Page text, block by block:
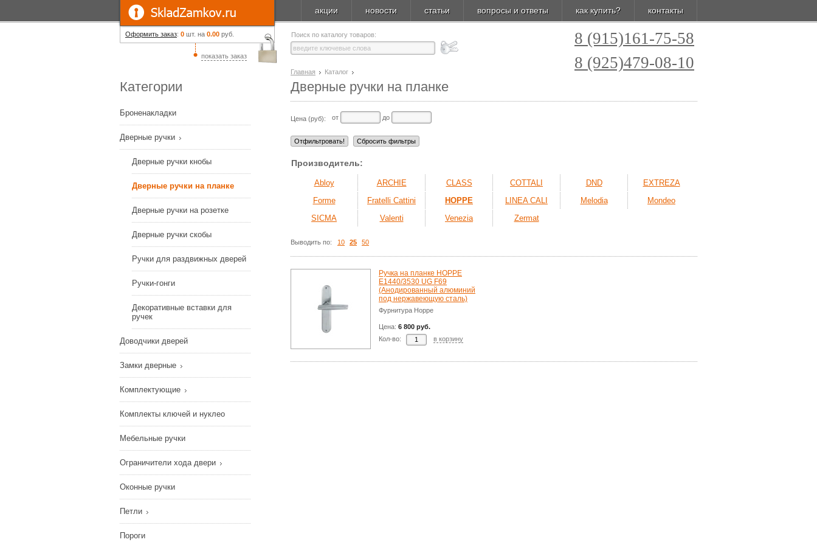
Оформить заказ: 0 шт. на 0.00 руб.
показать заказ
акции новости статьи вопросы и ответы как купить? контакты
Поиск по каталогу товаров:
8 (915)161-75-58
8 (925)479-08-10
Категории
Броненакладки
Дверные ручки
Дверные ручки кнобы
Дверные ручки на планке
Дверные ручки на розетке
Дверные ручки скобы
Ручки для раздвижных дверей
Ручки-гонги
Декоративные вставки для
ручек
Доводчики дверей
Замки дверные
Комплектующие
Комплекты ключей и нуклео
Мебельные ручки
Ограничители хода двери
Оконные ручки
Петли
Пороги
Главная Каталог
Дверные ручки на планке
Цена (руб): от до
Производитель:
Abloy ARCHIE CLASS COTTALI DND
EXTREZA
Forme
Fratelli Cattini HOPPE LINEA CALI Melodia
Mondeo
SICMA
Valenti Venezia Zermat
Выводить по: 10 25 50
Ручка на планке HOPPE
E1440/3530 UG F69
(Анодированный алюминий
под нержавеющую сталь)
Фурнитура Hoppe
Цена: 6 800 руб.
Кол-во:
в корзину